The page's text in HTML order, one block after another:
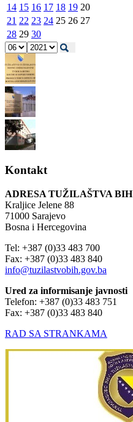
14 15 16 17 18 19 20
21 22 23 24 25 26 27
28 29 30
Kontakt
ADRESA TUŽILAŠTVA BIH
Kraljice Jelene 88
71000 Sarajevo
Bosna i Hercegovina
Tel: +387 (0)33 483 700
Fax: +387 (0)33 483 840
info@tuzilastvobih.gov.ba
Ured za informisanje javnosti
Telefon: +387 (0)33 483 751
Fax: +387 (0)33 483 840
RAD SA STRANKAMA